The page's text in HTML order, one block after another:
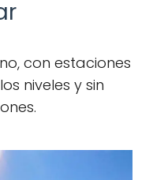
con estaciones
niveles y sin